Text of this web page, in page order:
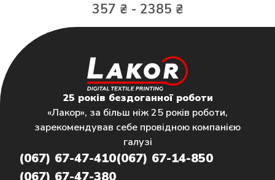
357 ₴ - 2385 ₴
25 років бездоганної роботи
«Лакор», за більш ніж 25 років роботи,
зарекомендував себе провідною компанією
галузі
(067) 67-47-410(067) 67-14-850
(067) 67-47-380